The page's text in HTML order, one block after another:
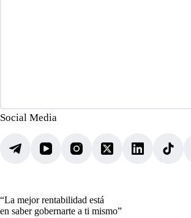
Social Media
“La mejor rentabilidad está
en saber gobernarte a ti mismo”